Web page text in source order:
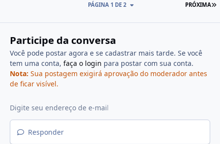
PRÓXIMA
PÁGINA 1 DE 2
Participe da conversa
Você pode postar agora e se cadastrar mais tarde. Se você
tem uma conta, faça o login para postar com sua conta.
Nota: Sua postagem exigirá aprovação do moderador antes
de ficar visível.
Responder